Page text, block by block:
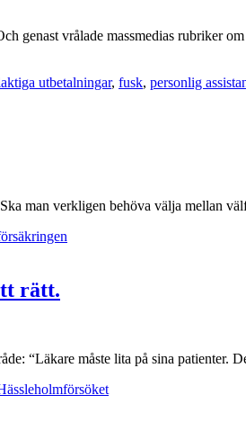
genast vrålade massmedias rubriker
utbetalningar, fusk, personlig
man verkligen behöva välja mellan
rätt.
“Läkare måste lita på sina patienter.